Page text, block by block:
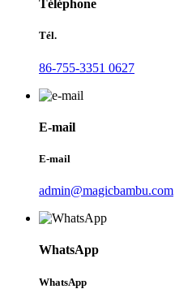
Téléphone
Tél.
86-755-3351 0627
E-mail
E-mail
admin@magicbambu.com
WhatsApp
WhatsApp